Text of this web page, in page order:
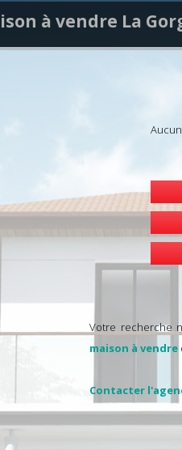
à vendre La
Votre recherche
maison à vendre
Contacter